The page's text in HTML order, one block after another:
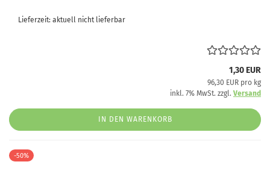
Lieferzeit: aktuell nicht lieferbar
1,30 EUR
96,30 EUR pro kg
inkl. 7% MwSt. zzgl. Versand
IN DEN WARENKORB
-50%